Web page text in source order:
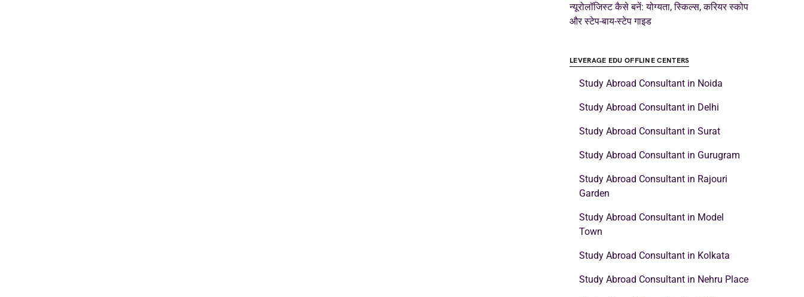
न्यूरोलॉजिस्ट कैसे बनें: योग्यता, स्किल्स, करियर स्कोप
और स्टेप-बाय-स्टेप गाइड
LEVERAGE EDU OFFLINE CENTERS
Study Abroad Consultant in Noida
Study Abroad Consultant in Delhi
Study Abroad Consultant in Surat
Study Abroad Consultant in Gurugram
Study Abroad Consultant in Rajouri
Garden
Study Abroad Consultant in Model
Town
Study Abroad Consultant in Kolkata
Study Abroad Consultant in Nehru Place